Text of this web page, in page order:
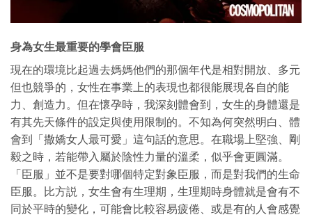
身為女生最重要的學會臣服
現在的環境比起過去媽媽他們的那個年代是相對開放、多元
但也競爭的，女性在事業上的表現也都很能展現各自的能
力、創造力。但在懷孕時，我深刻體會到，女生的身體還是
有其先天條件的設定與使用限制的。不知為何突然明白、體
會到「撒嬌女人最可愛」這句話的意思。在職場上堅強、剛
毅之時，若能帶入屬於陰性力量的溫柔，似乎會更圓滿。
「臣服」並不是要對哪個特定對象臣服，而是對我們的生命
臣服。比方説，女生會有生理期，生理期時身體就是會有不
同於平時的變化，可能會比較容易疲倦、或是有的人會感覺